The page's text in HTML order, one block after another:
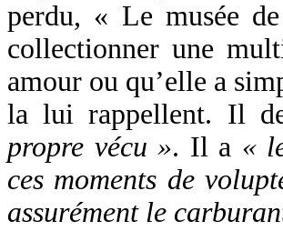
perdu, « Le musée
collectionner une
amour ou qu’elle a
la lui rappellent. Il
propre vécu ». Il a «
ces moments de
assurément le